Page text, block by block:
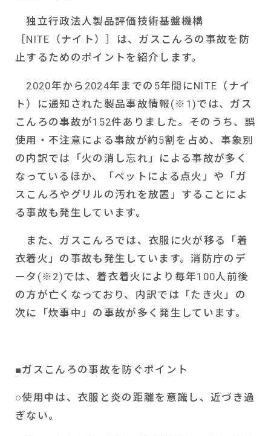
独立行政法人製品評価技術基盤機構
［NITE （ナイト）］は、ガスこんろの事故を防
止するためのポイントを紹介します。
2020年から 2024年までの 5年間にNITE （ナイ
ト）に通知された製品事故情報 (※ 1)では、ガス
こんろの事故が152件ありました。そのうち、誤
使用・不注意による事故が約5割を占め、事象別
の内訳では「火の消し忘れ」による事故が多く
なっているほか、「ペットによる点火」や「ガ
スこんろやグリルの汚れを放置」することによ
る事故も発生しています。
また、ガスこんろでは、衣服に火が移る「着
衣着火」の事故も発生しています。消防庁のデ
ータ (※ 2)では、着衣着火により毎年100人前後
の方が亡くなっており、内訳では「たき火」の
次に「炊事中」の事故が多く発生しています。
■ガスこんろの事故を防ぐポイント
○使用中は、衣服と炎の距離を意識し、近づき過
ぎない。